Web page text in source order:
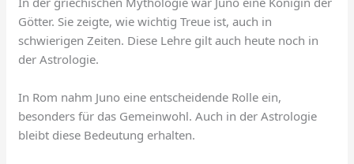
Götter. Sie zeigte, wie wichtig Treue ist, auch in
schwierigen Zeiten. Diese Lehre gilt auch heute noch in
der Astrologie.
In Rom nahm Juno eine entscheidende Rolle ein,
besonders für das Gemeinwohl. Auch in der Astrologie
bleibt diese Bedeutung erhalten.